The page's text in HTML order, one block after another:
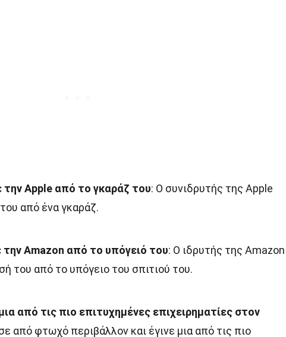
την Apple από το γκαράζ του: Ο συνιδρυτής της Apple
από ένα γκαράζ.
Amazon από το υπόγειό του: Ο ιδρυτής της Amazon
του από το υπόγειο του σπιτιού του.
από τις πιο επιτυχημένες επιχειρηματίες στον
από φτωχό περιβάλλον και έγινε μια από τις πιο